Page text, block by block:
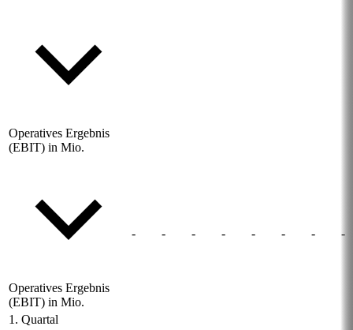
Operatives Ergebnis
(EBIT) in Mio.
Operatives Ergebnis
(EBIT) in Mio.
- - - - - - - -
1. Quartal